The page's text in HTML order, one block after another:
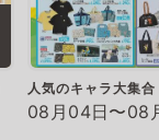
人気のキャラ大集
08月04日〜08